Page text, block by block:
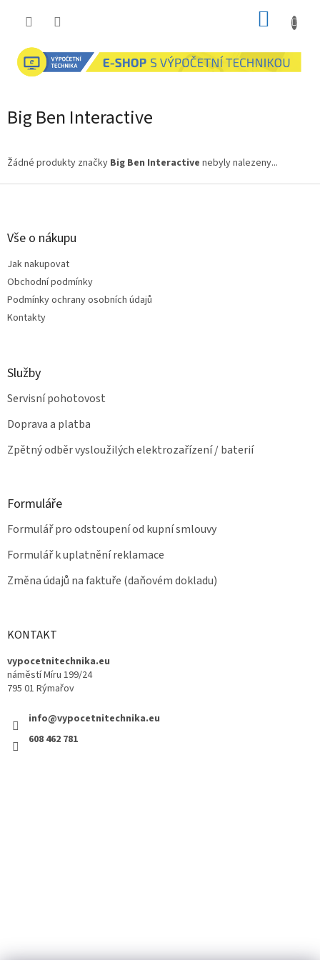
Big Ben Interactive
Žádné produkty značky Big Ben Interactive nebyly nalezeny...
Z
Vše o nákupu
Jak nakupovat
Obchodní podmínky
Podmínky ochrany osobních údajů
Kontakty
Služby
Servisní pohotovost
Doprava a platba
Zpětný odběr vysloužilých elektrozařízení / baterií
Formuláře
Formulář pro odstoupení od kupní smlouvy
Formulář k uplatnění reklamace
Změna údajů na faktuře (daňovém dokladu)
KONTAKT
vypocetnitechnika.eu
náměstí Míru 199/24
795 01 Rýmařov
info@vypocetnitechnika.eu
608 462 781